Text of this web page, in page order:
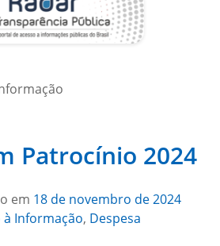
Patrocínio 2024
em 18 de novembro de 2024
à Informação, Despesa